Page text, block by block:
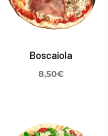
Boscaiola
8,50€